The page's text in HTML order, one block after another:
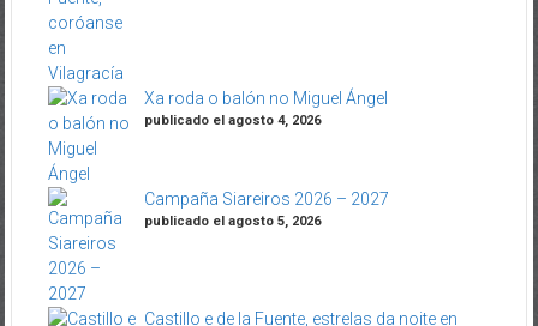
Xa roda o balón no Miguel Ángel
publicado el agosto 4, 2026
Campaña Siareiros 2026 – 2027
publicado el agosto 5, 2026
Castillo e de la Fuente, estrelas da noite en